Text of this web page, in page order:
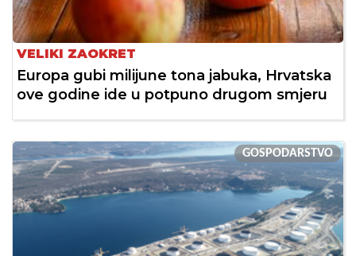
VELIKI ZAOKRET
Europa gubi milijune tona jabuka, Hrvatska
ove godine ide u potpuno drugom smjeru
GOSPODARSTVO